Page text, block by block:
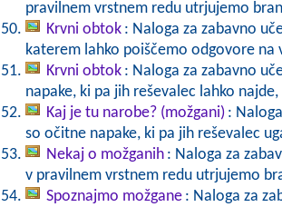
pravilnem vrstnem redu utrjujemo
Krvni obtok : Naloga za zabavno
katerem lahko poiščemo odgovore na
Krvni obtok : Naloga za zabavno
napake, ki pa jih reševalec lahko
Kaj je tu narobe? (možgani) :
so očitne napake, ki pa jih reševalec
Nekaj o možganih : Naloga za
v pravilnem vrstnem redu utrjujemo
Spoznajmo možgane : Naloga za